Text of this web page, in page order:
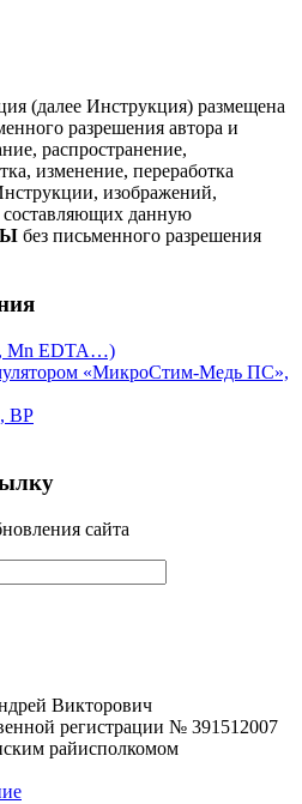
(далее Инструкция) размещена
разрешения автора и
распространение,
изменение, переработка
изображений,
составляющих данную
без письменного разрешения
Mn EDTA…)
«МикроСтим-Медь ПС»,
ВР
сайта
Викторович
регистрации № 391512007
райисполкомом